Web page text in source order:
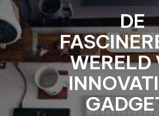
DE
WERELD